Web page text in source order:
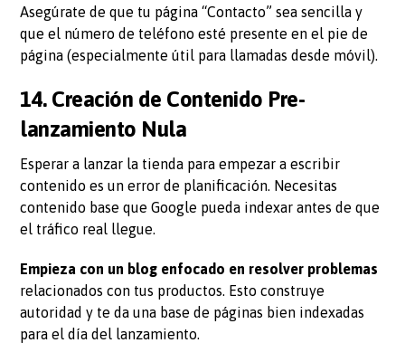
Asegúrate de que tu página “Contacto” sea sencilla y
que el número de teléfono esté presente en el pie de
página (especialmente útil para llamadas desde móvil).
14. Creación de Contenido Pre-
lanzamiento Nula
Esperar a lanzar la tienda para empezar a escribir
contenido es un error de planificación. Necesitas
contenido base que Google pueda indexar antes de que
el tráfico real llegue.
Empieza con un blog enfocado en resolver problemas
relacionados con tus productos. Esto construye
autoridad y te da una base de páginas bien indexadas
para el día del lanzamiento.